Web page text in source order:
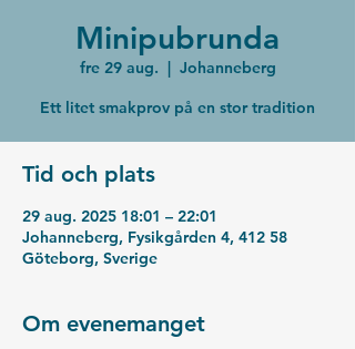
Minipubrunda
fre 29 aug.
  |
Johanneberg
Ett litet smakprov på en stor tradition
Tid och plats
29 aug. 2025 18:01 – 22:01
Johanneberg, Fysikgården 4, 412 58
Göteborg, Sverige
Om evenemanget